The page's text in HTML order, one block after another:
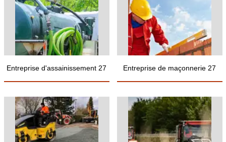
Entreprise d'assainissement 27 Entreprise de maçonnerie 27